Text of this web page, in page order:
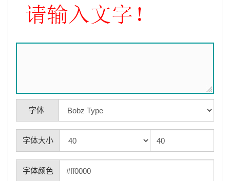
字体
字体大小
字体颜色